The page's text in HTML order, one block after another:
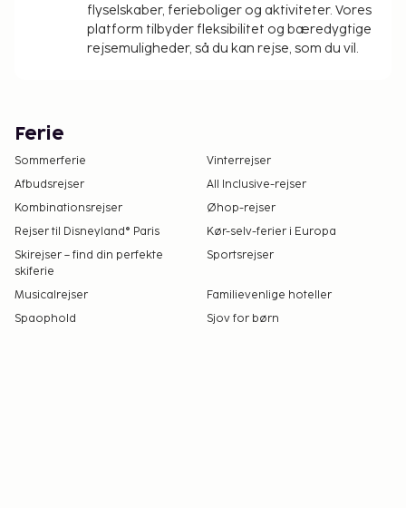
flyselskaber, ferieboliger og aktiviteter. Vores
platform tilbyder fleksibilitet og bæredygtige
rejsemuligheder, så du kan rejse, som du vil.
Ferie
Sommerferie
Vinterrejser
Afbudsrejser
All Inclusive-rejser
Kombinationsrejser
Øhop-rejser
Rejser til Disneyland® Paris
Kør-selv-ferier i Europa
Skirejser – find din perfekte
skiferie
Sportsrejser
Musicalrejser
Familievenlige hoteller
Spaophold
Sjov for børn